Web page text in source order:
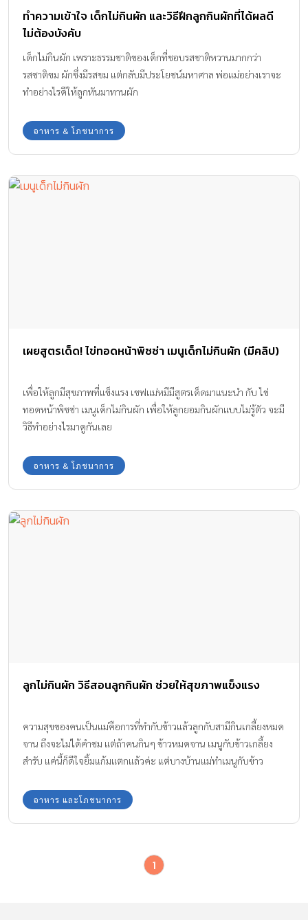
ทำความเข้าใจ เด็กไม่กินผัก และวิธีฝึกลูกกินผักที่ได้ผลดี
ไม่ต้องบังคับ
เด็กไม่กินผัก เพราะธรรมชาติของเด็กที่ชอบรสชาติหวานมากกว่า
รสชาติขม ผักซึ่งมีรสขม แต่กลับมีประโยชน์มหาศาล พ่อแม่อย่างเราจะ
ทำอย่างไรดีให้ลูกหันมาทานผัก
อาหาร & โภชนาการ
เผยสูตรเด็ด! ไข่ทอดหน้าพิซซ่า เมนูเด็กไม่กินผัก (มีคลิป)
เพื่อให้ลูกมีสุขภาพที่แข็งแรง เชฟแม่หมีมีสูตรเด็ดมาแนะนำ กับ ไข่
ทอดหน้าพิซซ่า เมนูเด็กไม่กินผัก เพื่อให้ลูกยอมกินผักแบบไม่รู้ตัว จะมี
วิธีทำอย่างไรมาดูกันเลย
อาหาร & โภชนาการ
ลูกไม่กินผัก วิธีสอนลูกกินผัก ช่วยให้สุขภาพแข็งแรง
ความสุขของคนเป็นแม่คือการที่ทำกับข้าวแล้วลูกกับสามีกินเกลี้ยงหมด
จาน ถึงจะไม่ได้คำชม แต่ถ้าคนกินๆ ข้าวหมดจาน เมนูกับข้าวเกลี้ยง
สำรับ แค่นี้ก็ดีใจยิ้มแก้มแตกแล้วค่ะ แต่บางบ้านแม่ทำเมนูกับข้าว
ทีมงาน Amarin Baby & Kids มีวิธีทำให้ ลูกไม่กินผัก ค่อยๆ เปิดใจยอม
กินผัก มาฝากกันค่ะ
อาหาร และโภชนาการ
1